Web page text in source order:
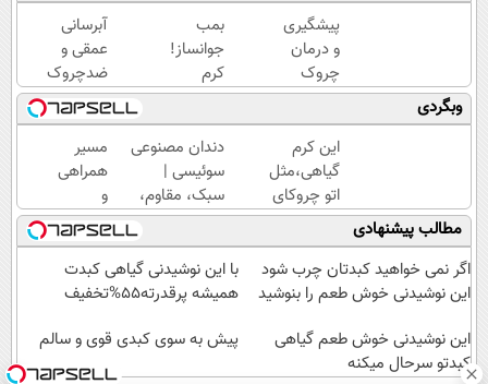
پیشگیری
و درمان
چروک
های
پوستی با
این
روش
امن
بمب
جوانساز!
کرم
بوتاکس
جلبک
اسپیرولینا50%تخفیف
آبرسانی
عمقی و
ضدچروک
قوی
گیاهی
بدون
عوارض!!
(تخفیف
تا امشب)
وبگردی
این کرم
گیاهی،مثل
اتو چروکای
پوستتوصاف
میکنه!50%تخفیف
دندان مصنوعی
سوئیسی |
سبک، مقاوم،
طبیعی! ویزیت
رایگان+پرداخت
اقساطی😍
مسیر
همراهی
و
گزارش
عملکرد
گروه
اسنپ
۱۴۰۴
مطالب پیشنهادی
اگر نمی خواهید کبدتان چرب شود
این نوشیدنی خوش طعم را بنوشید
با این نوشیدنی گیاهی کبدت
همیشه پرقدرته55%تخفیف
این نوشیدنی خوش طعم گیاهی
کبدتو سرحال میکنه
پیش به سوی کبدی قوی و سالم